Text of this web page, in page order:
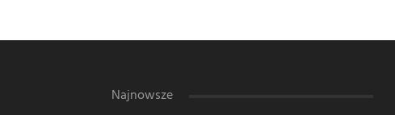
Najnowsze